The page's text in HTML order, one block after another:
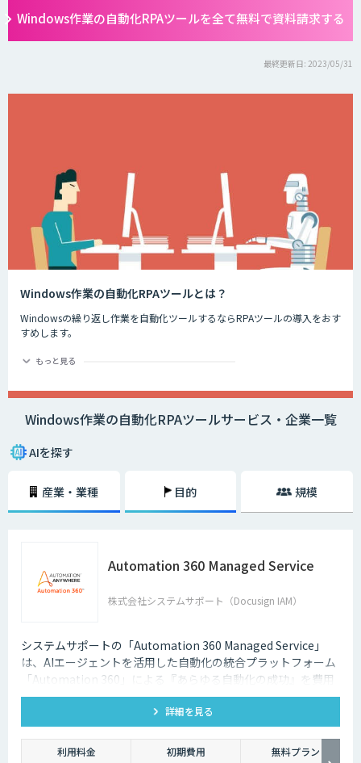
Windows作業の自動化RPAツールを全て無料で資料請求する
最終更新日: 2023/05/31
Windows作業の自動化RPAツールとは？
Windowsの繰り返し作業を自動化ツールするならRPAツールの導入をおす
すめします。
マウスのクリックやキーボードの入力といった日常的に繰り返ししている
で、業務効率を改善することが出来ます。Excel、Wordなど各種アプリを
ることができます。人間がデスクトップアプリやWebブラウザーを操作す
することも可能です。反復的で時間のかかる手作業を人手を介さずに実現
し、より価値の高い仕事に時間を使いましょう。
もっと見る
Windows作業の自動化RPAツールサービス・企業一覧
AIを探す
産業・業種 目的 規模
Automation 360 Managed Service
株式会社システムサポート（Docusign IAM）
システムサポートの「Automation 360 Managed Service」
は、AIエージェントを活用した自動化の統合プラットフォーム
「Automation 360」による『あらゆる自動化の成功』を費用
を抑えて提供します。
詳細を見る
利用料金 初期費用
無料プラン